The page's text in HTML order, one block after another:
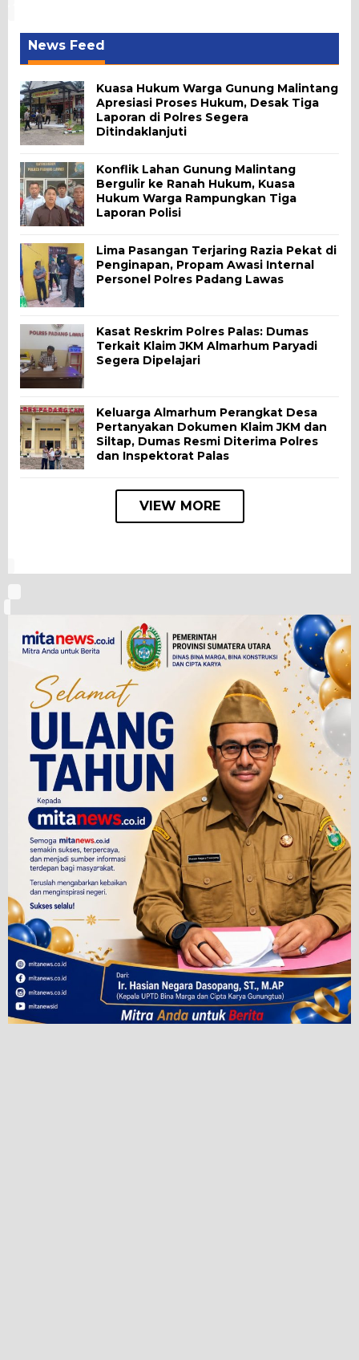
News Feed
Kuasa Hukum Warga Gunung Malintang
Apresiasi Proses Hukum, Desak Tiga
Laporan di Polres Segera
Ditindaklanjuti
Konflik Lahan Gunung Malintang
Bergulir ke Ranah Hukum, Kuasa
Hukum Warga Rampungkan Tiga
Laporan Polisi
Lima Pasangan Terjaring Razia Pekat di
Penginapan, Propam Awasi Internal
Personel Polres Padang Lawas
Kasat Reskrim Polres Palas: Dumas
Terkait Klaim JKM Almarhum Paryadi
Segera Dipelajari
Keluarga Almarhum Perangkat Desa
Pertanyakan Dokumen Klaim JKM dan
Siltap, Dumas Resmi Diterima Polres
dan Inspektorat Palas
VIEW MORE